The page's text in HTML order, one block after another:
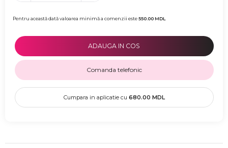
Pentru această dată valoarea minimă a comenzii este550.00MDL
ADAUGA IN COS
Comanda telefonic
Cumpara in aplicatie cu 680.00 MDL